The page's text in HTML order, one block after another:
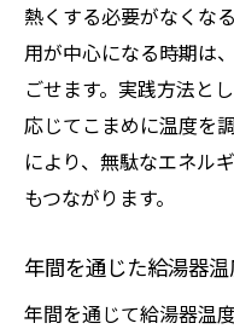
熱くする必要がなくな
用が中心になる時期は
ごせます。実践方法と
応じてこまめに温度を
により、無駄なエネル
もつながります。
年間を通じた給湯器
年間を通じて給湯器温